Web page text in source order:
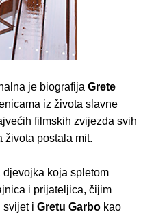
je biografija Grete
iz života slavne
filmskih zvijezda svih
života postala mit.
koja spletom
i prijateljica, čijim
svijet i Gretu Garbo kao